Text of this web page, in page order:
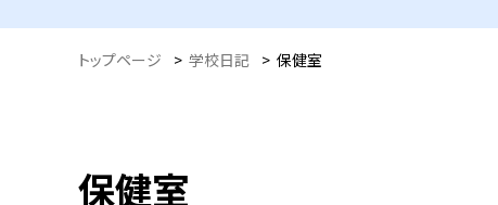
トップページ > 学校日記 > 保健室
保健室